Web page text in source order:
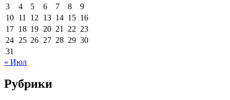
3
4 5 6 7 8
9
10 11 12 13 14 15 16
17 18 19 20 21 22 23
24 25 26 27 28 29 30
31
« Июл
Рубрики